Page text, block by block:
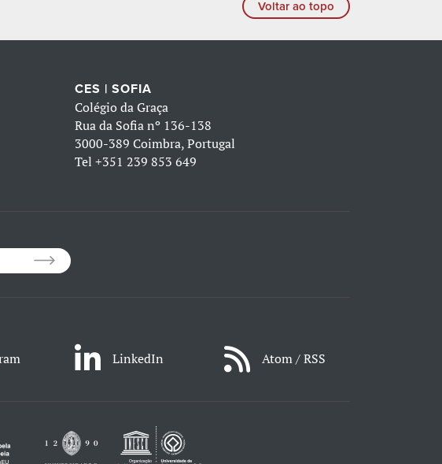
Voltar ao topo
CES | SOFIA
Colégio da Graça
Rua da Sofia nº 136-138
3000-389 Coimbra, Portugal
Tel +351 239 853 649
LinkedIn Atom / RSS